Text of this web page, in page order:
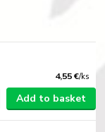
4,55 €/ks
Add to basket